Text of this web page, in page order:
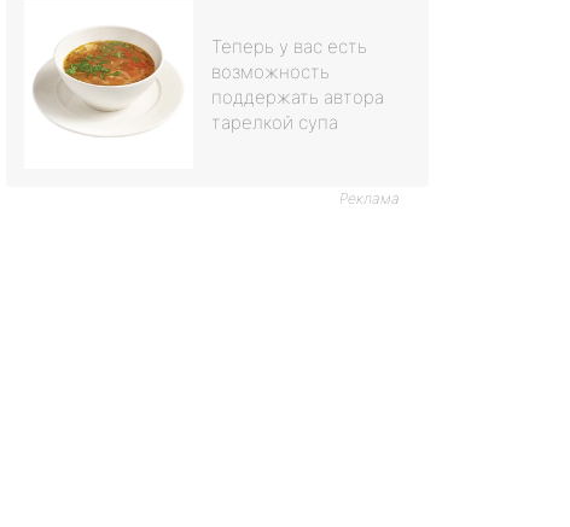
Теперь у вас есть
возможность
поддержать автора
тарелкой супа
Реклама